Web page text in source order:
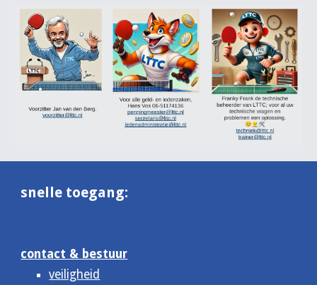
snelle toegang:
contact & bestuur
veiligheid